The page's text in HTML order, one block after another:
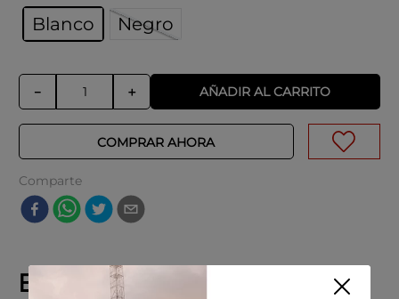
Blanco Negro
＋
－ AÑADIR AL CARRITO
COMPRAR AHORA
Comparte
Explora productos similares